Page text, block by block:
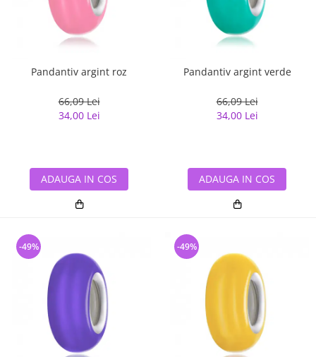
Pandantiv argint roz
66,09 Lei
34,00 Lei
ADAUGA IN COS
Pandantiv argint verde
66,09 Lei
34,00 Lei
ADAUGA IN COS
-49% -49%